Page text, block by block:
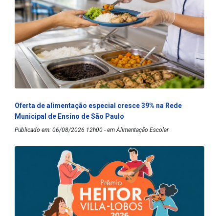
Oferta de alimentação especial cresce 39% na Rede
Municipal de Ensino de São Paulo
Publicado em: 06/08/2026 12h00 - em Alimentação Escolar